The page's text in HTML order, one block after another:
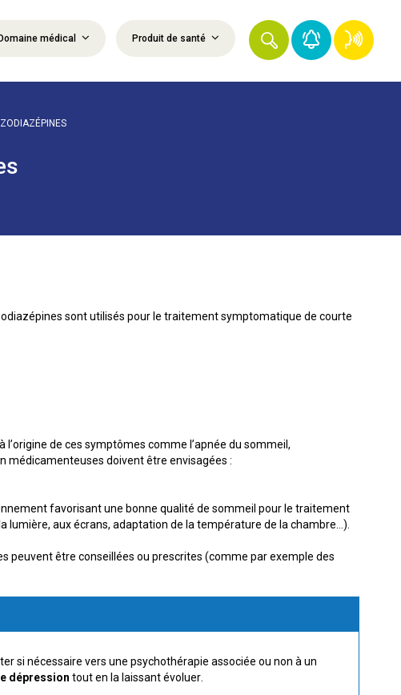
Domaine médical Produit de santé
sont utilisés pour le traitement symptomatique de courte
de ces symptômes comme l’apnée du sommeil,
médicamenteuses doivent être envisagées :
favorisant une bonne qualité de sommeil pour le traitement
lumière, aux écrans, adaptation de la température de la chambre…).
peuvent être conseillées ou prescrites (comme par exemple des
si nécessaire vers une psychothérapie associée ou non à un
dépression tout en la laissant évoluer.